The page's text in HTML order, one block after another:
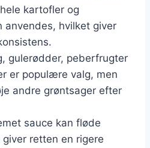
kartofler og
anvendes, hvilket giver
gulerødder, peberfrugter
er populære valg, men
andre grøntsager efter
sauce kan fløde
retten en rigere